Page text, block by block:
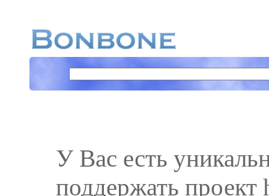
У Вас есть
поддержать